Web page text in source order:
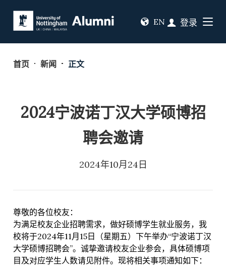
EN 登录
首页 新闻 正文
2024宁波诺丁汉大学硕博招
聘会邀请
2024年10月24日
尊敬的各位校友：
为满足校友企业招聘需求，做好硕博学生就业服务，我
校将于2024年11月15日（星期五）下午举办“宁波诺丁汉
大学硕博招聘会”。诚挚邀请校友企业参会，具体硕博项
目及对应学生人数请见附件。现将相关事项通知如下：